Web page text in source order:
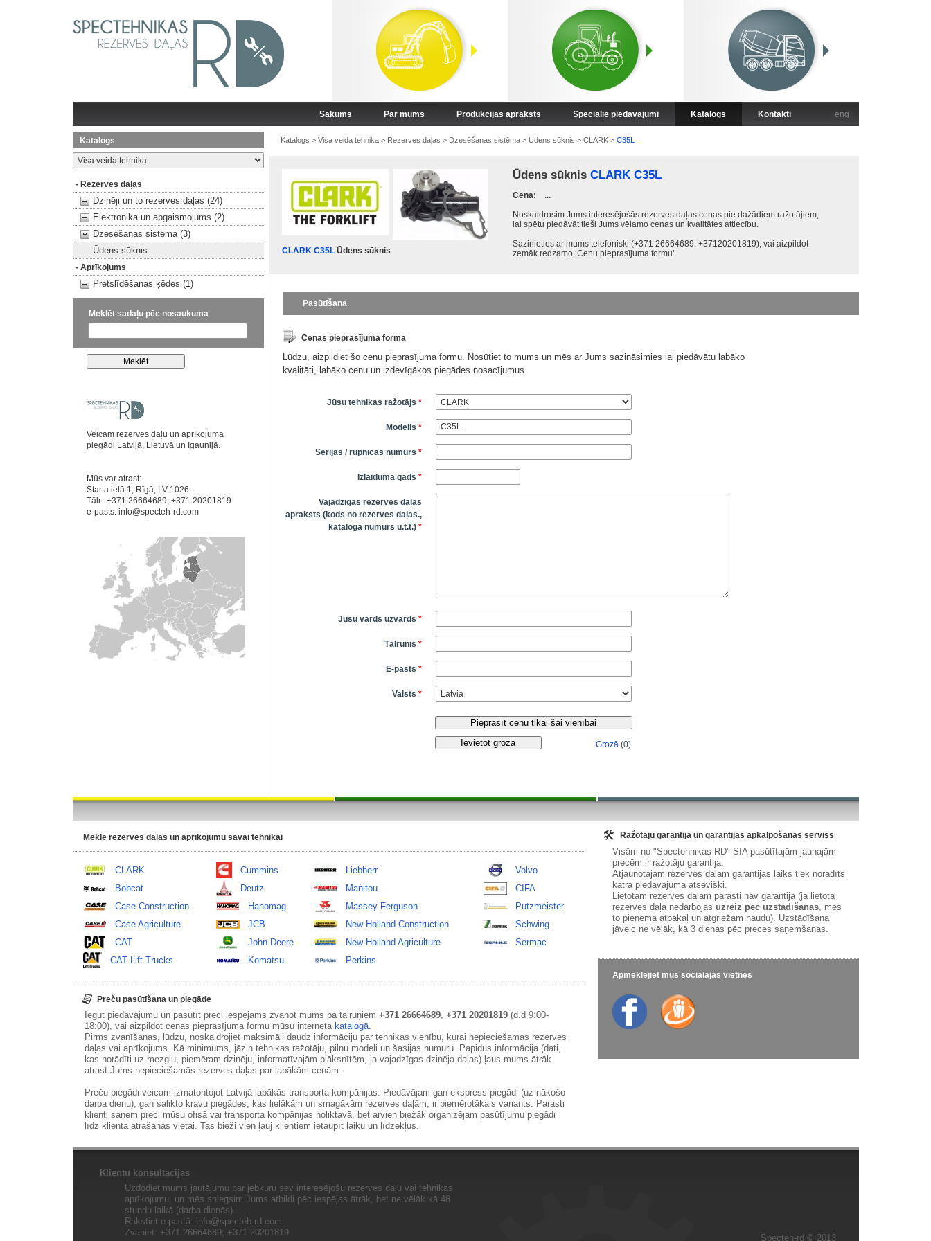
Sākums Par mums Produkcijas apraksts Speciālie piedāvājumi Katalogs Kontakti eng
Katalogs
- Rezerves daļas
Dzinēji un to rezerves daļas (24)
Elektronika un apgaismojums (2)
Dzesēšanas sistēma (3)
Ūdens sūknis
- Aprīkojums
Pretslīdēšanas ķēdes (1)
Meklēt sadaļu pēc nosaukuma
Veicam rezerves daļu un aprīkojuma
piegādi Latvijā, Lietuvā un Igaunijā.
Mūs var atrast:
Starta ielā 1, Rīgā, LV-1026.
Tālr.: +371 26664689; +371 20201819
e-pasts: info@specteh-rd.com
Katalogs > Visa veida tehnika> Rezerves daļas > Dzesēšanas sistēma> Ūdens sūknis > CLARK> C35L
CLARK C35LŪdens sūknis
Ūdens sūknis CLARK C35L
Cena: ...
Noskaidrosim Jums interesējošās rezerves daļas cenas pie dažādiem ražotājiem,
lai spētu piedāvāt tieši Jums vēlamo cenas un kvalitātes attiecību.
Sazinieties ar mums telefoniski (+371 26664689; +37120201819), vai aizpildot
zemāk redzamo ‘Cenu pieprasījuma formu’.
Pasūtīšana
Cenas pieprasījuma forma
Lūdzu, aizpildiet šo cenu pieprasījuma formu. Nosūtiet to mums un mēs ar Jums sazināsimies lai piedāvātu labāko
kvalitāti, labāko cenu un izdevīgākos piegādes nosacījumus.
Jūsu tehnikas ražotājs *
Modelis *
Sērijas / rūpnīcas numurs *
Izlaiduma gads *
Vajadzīgās rezerves daļas
apraksts (kods no rezerves daļas.,
kataloga numurs u.t.t.) *
Jūsu vārds uzvārds *
Tālrunis *
E-pasts *
Valsts *
Grozā(0)
Meklē rezerves daļas un aprīkojumu savai tehnikai
CLARK
Bobcat
Case Construction
Case Agriculture
CAT
CAT Lift Trucks
Cummins
Deutz
Hanomag
JCB
John Deere
Komatsu
Liebherr
Manitou
Massey Ferguson
New Holland Construction
New Holland Agriculture
Perkins
Volvo
CIFA
Putzmeister
Schwing
Sermac
Preču pasūtīšana un piegāde
Iegūt piedāvājumu un pasūtīt preci iespējams zvanot mums pa tālruņiem +371 26664689, +371 20201819(d.d 9:00-
18:00), vai aizpildot cenas pieprasījuma formu mūsu interneta katalogā.
Pirms zvanīšanas, lūdzu, noskaidrojiet maksimāli daudz informāciju par tehnikas vienību, kurai nepieciešamas rezerves
daļas vai aprīkojums. Kā minimums, jāzin tehnikas ražotāju, pilnu modeli un šasijas numuru. Papidus informācija (dati,
kas norādīti uz mezglu, piemēram dzinēju, informatīvajām plāksnītēm, ja vajadzīgas dzinēja daļas) ļaus mums ātrāk
atrast Jums nepieciešamās rezerves daļas par labākām cenām.
Preču piegādi veicam izmatontojot Latvijā labākās transporta kompānijas. Piedāvājam gan ekspress piegādi (uz nākošo
darba dienu), gan salikto kravu piegādes, kas lielākām un smagākām rezerves daļām, ir piemērotākais variants. Parasti
klienti saņem preci mūsu ofisā vai transporta kompānijas noliktavā, bet arvien biežāk organizējam pasūtījumu piegādi
līdz klienta atrašanās vietai. Tas bieži vien ļauj klientiem ietaupīt laiku un līdzekļus.
Ražotāju garantija un garantijas apkalpošanas serviss
Visām no "Spectehnikas RD" SIA pasūtītajām jaunajām
precēm ir ražotāju garantija.
Atjaunotajām rezerves daļām garantijas laiks tiek norādīts
katrā piedāvājumā atsevišķi.
Lietotām rezerves daļām parasti nav garantija (ja lietotā
rezerves daļa nedarbojas uzreiz pēc uzstādīšanas, mēs
to pieņema atpakaļ un atgriežam naudu). Uzstādīšana
jāveic ne vēlāk, kā 3 dienas pēc preces saņemšanas.
Apmeklējiet mūs sociālajās vietnēs
Klientu konsultācijas
Uzdodiet mums jautājumu par jebkuru sev interesējošu rezerves daļu vai tehnikas
aprīkojumu, un mēs sniegsim Jums atbildi pēc iespējas ātrāk, bet ne vēlāk kā 48
stundu laikā (darba dienās).
Rakstiet e-pastā: info@specteh-rd.com
Zvaniet: +371 26664689; +371 20201819
Specteh-rd © 2013